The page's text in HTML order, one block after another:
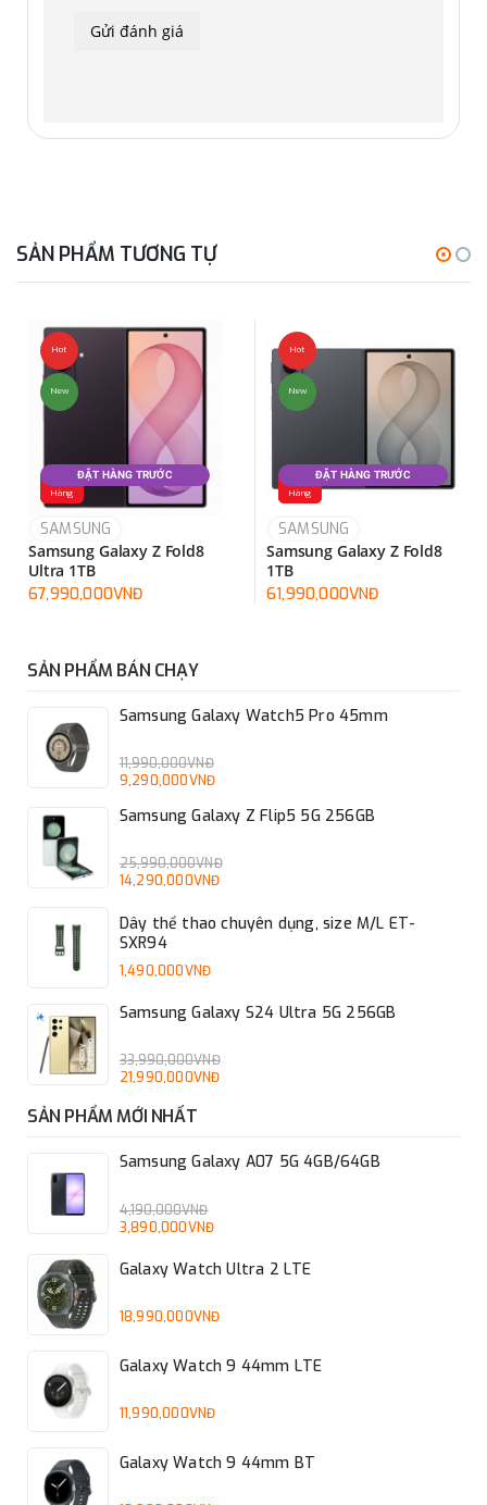
SẢN PHẨM TƯƠNG TỰ
Hot
New
Hàng
ĐẶT HÀNG TRƯỚC
SAMSUNG
Samsung Galaxy Z Fold8
Ultra 1TB
67,990,000VNĐ
Hot
New
Hàng
ĐẶT HÀNG TRƯỚC
SAMSUNG
Samsung Galaxy Z Fold8
1TB
61,990,000VNĐ
SẢN PHẨM BÁN CHẠY
Samsung Galaxy Watch5 Pro 45mm
11,990,000VNĐ
9,290,000VNĐ
Samsung Galaxy Z Flip5 5G 256GB
25,990,000VNĐ
14,290,000VNĐ
Dây thể thao chuyên dụng, size M/L ET-
SXR94
1,490,000VNĐ
Samsung Galaxy S24 Ultra 5G 256GB
33,990,000VNĐ
21,990,000VNĐ
SẢN PHẨM MỚI NHẤT
Samsung Galaxy A07 5G 4GB/64GB
4,190,000VNĐ
3,890,000VNĐ
Galaxy Watch Ultra 2 LTE
18,990,000VNĐ
Galaxy Watch 9 44mm LTE
11,990,000VNĐ
Galaxy Watch 9 44mm BT